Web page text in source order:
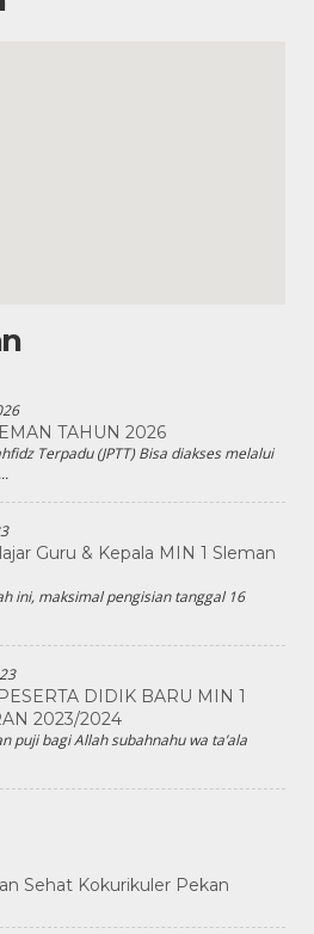
TAHUN 2026
Terpadu (JPTT) Bisa diakses melalui
Guru & Kepala MIN 1 Sleman
ini, maksimal pengisian tanggal 16
DIDIK BARU MIN 1
2023/2024
puji bagi Allah subahnahu wa ta’ala
Sehat Kokurikuler Pekan